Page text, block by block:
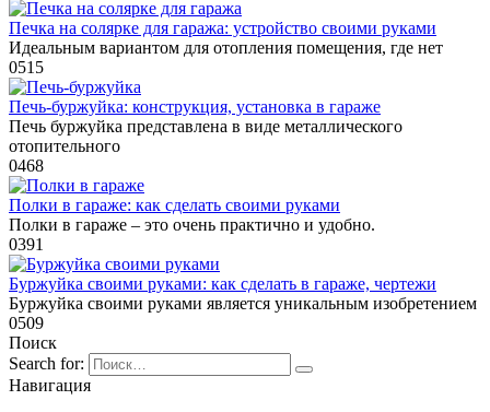
Печка на солярке для гаража: устройство своими руками
Идеальным вариантом для отопления помещения, где нет
0515
Печь-буржуйка: конструкция, установка в гараже
Печь буржуйка представлена в виде металлического
отопительного
0468
Полки в гараже: как сделать своими руками
Полки в гараже – это очень практично и удобно.
0391
Буржуйка своими руками: как сделать в гараже, чертежи
Буржуйка своими руками является уникальным изобретением
0509
Поиск
Search for:
Навигация